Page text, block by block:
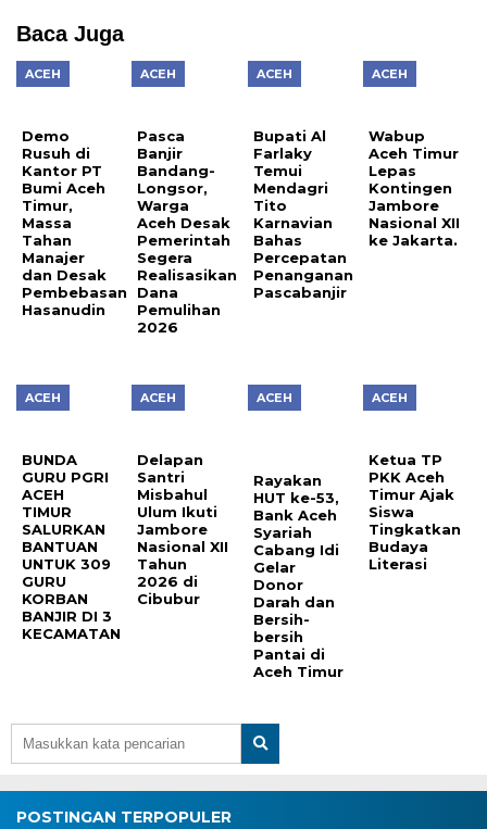
Baca Juga
ACEH
Demo
Rusuh di
Kantor PT
Bumi Aceh
Timur,
Massa
Tahan
Manajer
dan Desak
Pembebasan
Hasanudin
ACEH
Pasca
Banjir
Bandang-
Longsor,
Warga
Aceh Desak
Pemerintah
Segera
Realisasikan
Dana
Pemulihan
2026
ACEH
Bupati Al
Farlaky
Temui
Mendagri
Tito
Karnavian
Bahas
Percepatan
Penanganan
Pascabanjir
ACEH
Wabup
Aceh Timur
Lepas
Kontingen
Jambore
Nasional XII
ke Jakarta.
ACEH
BUNDA
GURU PGRI
ACEH
TIMUR
SALURKAN
BANTUAN
UNTUK 309
GURU
KORBAN
BANJIR DI 3
KECAMATAN
ACEH
Delapan
Santri
Misbahul
Ulum Ikuti
Jambore
Nasional XII
Tahun
2026 di
Cibubur
ACEH
Rayakan
HUT ke-53,
Bank Aceh
Syariah
Cabang Idi
Gelar
Donor
Darah dan
Bersih-
bersih
Pantai di
Aceh Timur
ACEH
Ketua TP
PKK Aceh
Timur Ajak
Siswa
Tingkatkan
Budaya
Literasi
POSTINGAN TERPOPULER